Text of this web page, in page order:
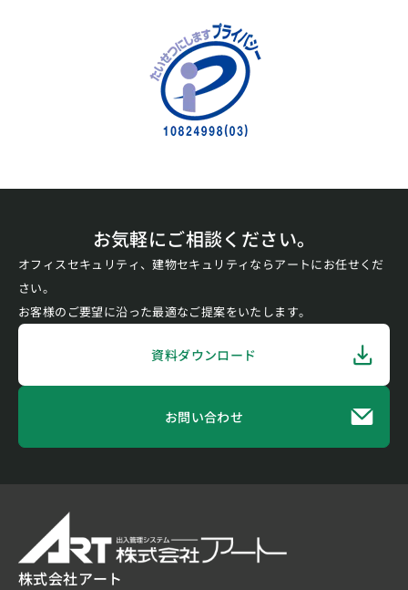
お気軽にご相談ください。
オフィスセキュリティ、建物セキュリティならアートにお任せくだ
さい。
お客様のご要望に沿った最適なご提案をいたします。
資料ダウンロード
お問い合わせ
株式会社アート